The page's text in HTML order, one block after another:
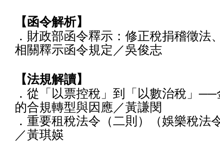
【函令解析】
．財政部函令釋示：修正稅捐稽徵法
相關釋示函令規定／吳俊志
【法規解讀】
．從「以票控稅」到「以數治稅」
的合規轉型與因應／黃謙閔
．重要租稅法令（二則）（娛樂稅法
／黃琪媖